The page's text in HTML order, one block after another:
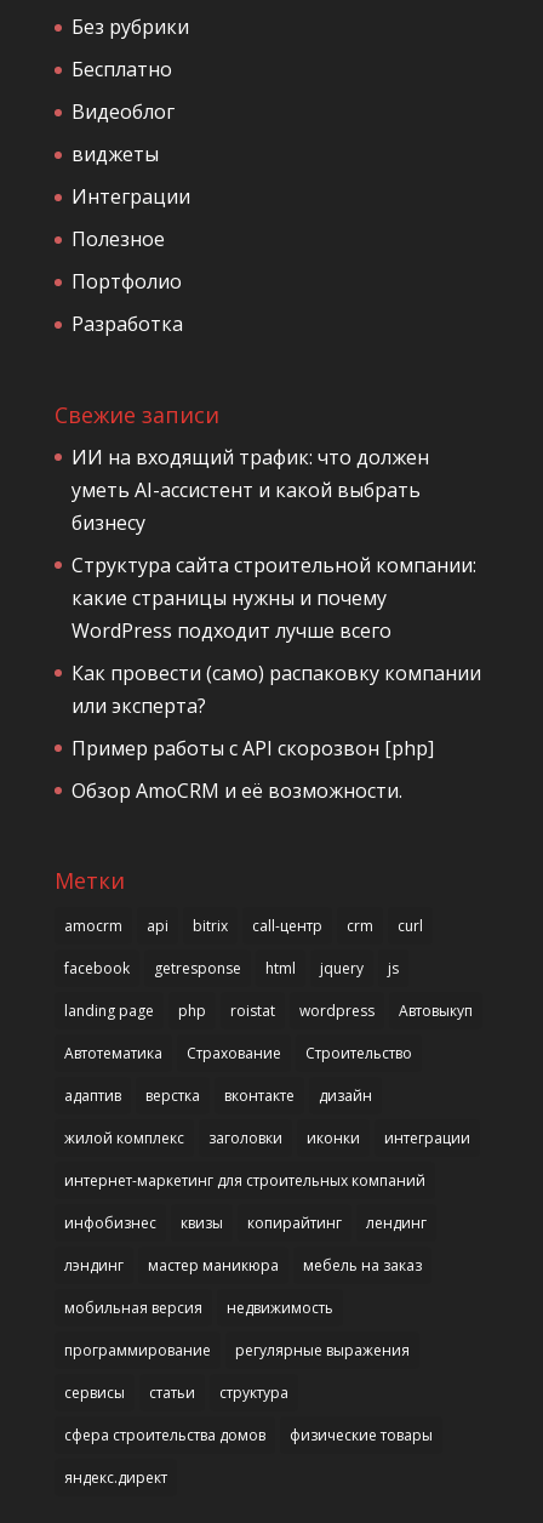
Без рубрики
Бесплатно
Видеоблог
виджеты
Интеграции
Полезное
Портфолио
Разработка
Свежие записи
ИИ на входящий трафик: что должен
уметь AI-ассистент и какой выбрать
бизнесу
Структура сайта строительной компании:
какие страницы нужны и почему
WordPress подходит лучше всего
Как провести (само) распаковку компании
или эксперта?
Пример работы с API скорозвон [php]
Обзор AmoCRM и её возможности.
Метки
amocrm api bitrix call-центр crm curl
facebook getresponse html jquery js
landing page php roistat wordpress Автовыкуп
Автотематика Страхование Строительство
адаптив верстка вконтакте дизайн
жилой комплекс заголовки иконки интеграции
интернет-маркетинг для строительных компаний
инфобизнес квизы копирайтинг лендинг
лэндинг мастер маникюра мебель на заказ
мобильная версия недвижимость
программирование регулярные выражения
сервисы статьи структура
сфера строительства домов физические товары
яндекс.директ